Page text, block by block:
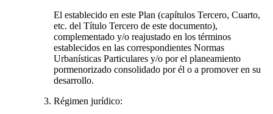
El establecido en este Plan (capítulos Tercero, Cuarto,
etc. del Título Tercero de este documento),
complementado y/o reajustado en los términos
establecidos en las correspondientes Normas
Urbanísticas Particulares y/o por el planeamiento
pormenorizado consolidado por él o a promover en su
desarrollo.
Régimen jurídico: